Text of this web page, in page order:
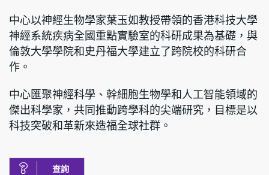
中心以神經生物學家葉玉如教授帶領的香港科技大學
神經系統疾病全國重點實驗室的科研成果為基礎，與
倫敦大學學院和史丹福大學建立了跨院校的科研合
作。
中心匯聚神經科學、幹細胞生物學和人工智能領域的
傑出科學家，共同推動跨學科的尖端研究，目標是以
科技突破和革新來造福全球社群。
查詢